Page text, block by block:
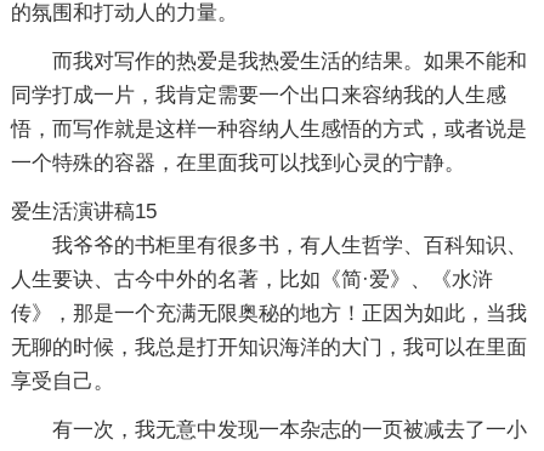
的氛围和打动人的力量。
而我对写作的热爱是我热爱生活的结果。如果不能和
同学打成一片，我肯定需要一个出口来容纳我的人生感
悟，而写作就是这样一种容纳人生感悟的方式，或者说是
一个特殊的容器，在里面我可以找到心灵的宁静。
爱生活演讲稿15
我爷爷的书柜里有很多书，有人生哲学、百科知识、
人生要诀、古今中外的名著，比如《简·爱》、《水浒
传》，那是一个充满无限奥秘的地方！正因为如此，当我
无聊的时候，我总是打开知识海洋的大门，我可以在里面
享受自己。
有一次，我无意中发现一本杂志的一页被减去了一小